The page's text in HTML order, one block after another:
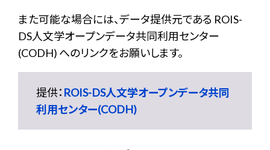
また可能な場合には、データ提供元である ROIS-
DS人文学オープンデータ共同利用センター
(CODH) へのリンクをお願いします。
提供： ROIS-DS人文学オープンデータ共同
利用センター(CODH)